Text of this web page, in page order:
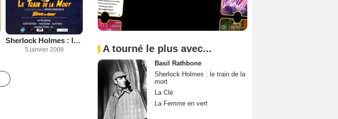
Sherlock Holmes : le train de la mort
5 janvier 2008 A tourné le plus avec...
Basil Rathbone
Sherlock Holmes : le train de la
mort
La Clé
La Femme en vert